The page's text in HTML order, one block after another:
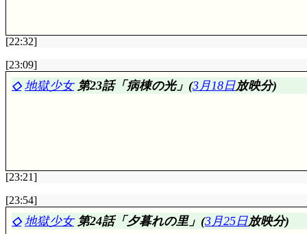
堂々と渡して, その後サクラちゃん達が消えるという
砲台や地雷への指示電波発信源を確認し, ……救護艇
できますな。プログラム・ドラーイブ(違)を小狼が蹴
のかな :-) 「ジェイド国の時と同じように, その妙な
以外にも, 時空を旅する者がまた一人。星史郎は小狼
んだけど, カイルは誰に? 「異なる世界には同じ顔をし
に生きて来た人の場合にも区別つきませんよね。例え
知世ちゃんに, 羽根の本来の所有者がサクラちゃん
評価……☆☆☆☆☆(前回比: ±0)
「仙太郎……」一瞬映ったあいの記憶。さてこれは?
最初に墓参する一が描かれているんですが, その事
行った一。吉事は延期できるが凶事はそうもいかない
今回の地獄流しは, 男=金蔓として食い物にしまく
には一もあゆみの両親も話してないでしょう。当時の
[22:32]
[23:09]
◇ 地獄少女第23話「病棟の光」(3月18日放映分)
評価……☆☆☆☆☆(前回比: ±0)
桜木加奈子23歳, 職業看護士, 親孝行で仕事熱心, 両
ってましたから, これが中学高校程度なら親衛隊がで
[23:21]
[23:54]
◇ 地獄少女第24話「夕暮れの里」(3月25日放映分)